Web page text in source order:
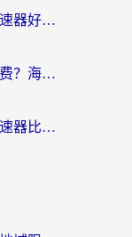
海外党别愁！打炉石传说什么加速器好用？3个实用技巧解决国服游戏卡顿
国外玩流放之路用什么加速器免费？海外党亲测有效的国服游戏加速指南
国外玩国服浮生为卿歌用什么加速器比较好？海外党亲测不踩坑指南